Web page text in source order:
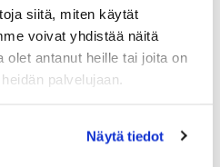
siitä, miten käytät
voivat yhdistää näitä
olet antanut heille tai joita on
palvelujaan.
Näytä tiedot
mummit ja mummin
naiset ja tytöt ikään
terveyshyötyjä.